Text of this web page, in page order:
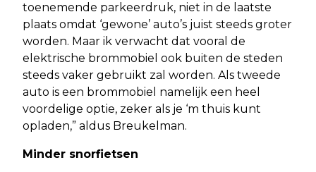
toenemende parkeerdruk, niet in de laatste
plaats omdat ‘gewone’ auto’s juist steeds groter
worden. Maar ik verwacht dat vooral de
elektrische brommobiel ook buiten de steden
steeds vaker gebruikt zal worden. Als tweede
auto is een brommobiel namelijk een heel
voordelige optie, zeker als je ‘m thuis kunt
opladen,” aldus Breukelman.
Minder snorfietsen